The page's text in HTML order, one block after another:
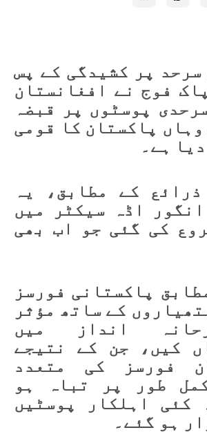
سرحد پر کشیدگی کے پس
فوج نے افغانستان
پوسٹوں پر قبضہ
پاکستان کا قومی
ہے۔
کے مطابق، یہ
اڈہ سیکٹر میں
کی گئی جو اب بھی
پاکستانی فورسز
کے ساتھ مؤثر
انداز میں
کیں، جن کے نتیجے
فورسز کی متعدد
طور پر تباہ ہو
کئی اہلکار پوسٹیں
ہو گئے۔